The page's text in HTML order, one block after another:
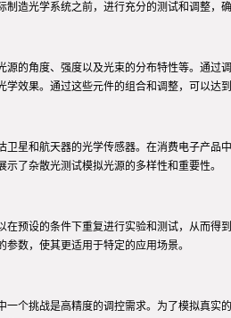
造光学系统之前，进行充分的测试和调整，
的角度、强度以及光束的分布特性等。通过
效果。通过这些元件的组合和调整，可以达到
星和航天器的光学传感器。在消费电子产品
了杂散光测试模拟光源的多样性和重要性。
预设的条件下重复进行实验和测试，从而得到
数，使其更适用于特定的应用场景。
个挑战是高精度的调控需求。为了模拟真实